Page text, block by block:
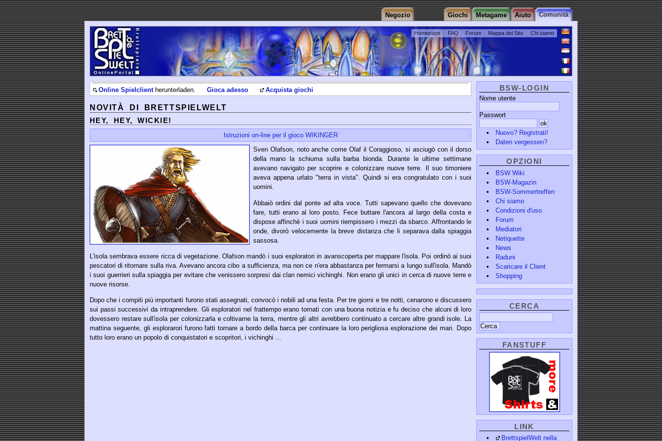
Homepage FAQ Forum Mappa del Sito Chi siamo
Comunità
Aiuto
Metagame
Giochi
Negozio
BSW-LOGIN
Nome utente
Passwort
Nuovo? Registrati!
Daten vergessen?
OPZIONI
BSW Wiki
BSW-Magazin
BSW-Sommertreffen
Chi siamo
Condizioni d'uso
Forum
Mediatori
Netiquette
News
Raduni
Scaricare il Client
Shopping
CERCA
FANSTUFF
LINK
BrettspielWelt nella
Online Spielclientherunterladen. Gioca adesso Acquista giochi
NOVITÀ DI BRETTSPIELWELT
HEY, HEY, WICKIE!
Istruzioni on-line per il gioco WIKINGER
Sven Olafson, noto anche come Olaf il Coraggioso, si asciugò con il dorso
della mano la schiuma sulla barba bionda. Durante le ultime settimane
avevano navigato per scoprire e colonizzare nuove terre. Il suo timoniere
aveva appena urlato "terra in vista". Quindi si era congratulato con i suoi
uomini.
Abbaiò ordini dal ponte ad alta voce. Tutti sapevano quello che dovevano
fare, tutti erano al loro posto. Fece buttare l'ancora al largo della costa e
dispose affinchè i suoi uomini riempissero i mezzi da sbarco. Affrontando le
onde, divorò velocemente la breve distanza che li separava dalla spiaggia
sassosa.
L'isola sembrava essere ricca di vegetazione. Olafson mandò i suoi esploratori in avanscoperta per mappare l'isola. Poi ordinò ai suoi
pescatori di ritornare sulla riva. Avevano ancora cibo a sufficienza, ma non ce n'era abbastanza per fermarsi a lungo sull'isola. Mandò
i suoi guerrieri sulla spiaggia per evitare che venissero sorpresi dai clan nemici vichinghi. Non erano gli unici in cerca di nuove terre e
nuove risorse.
Dopo che i compiti più importanti furono stati assegnati, convocò i nobili ad una festa. Per tre giorni e tre notti, cenarono e discussero
sui passi successivi da intraprendere. Gli esploratori nel frattempo erano tornati con una buona notizia e fu deciso che alcuni di loro
dovessero restare sull'isola per colonizzarla e coltivarne la terra, mentre gli altri avrebbero continuato a cercare altre grandi isole. La
mattina seguente, gli esplorarori furono fatti tornare a bordo della barca per continuare la loro perigliosa esplorazione dei mari. Dopo
tutto loro erano un popolo di conquistatori e scopritori, i vichinghi ...